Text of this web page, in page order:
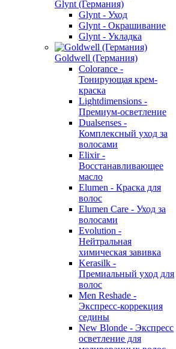
Glynt (Германия)
Glynt - Уход
Glynt - Окрашивание
Glynt - Укладка
Goldwell (Германия)
Colorance -
Тонирующая крем-
краска
Lightdimensions -
Премиум-осветление
Dualsenses -
Комплексный уход за
волосами
Elixir -
Восстанавливающее
масло
Elumen - Краска для
волос
Elumen Care - Уход за
волосами
Evolution -
Нейтральная
химическая завивка
Kerasilk -
Премиальный уход для
волос
Men Reshade -
Экспресс-коррекция
седины
New Blonde - Экспресс
осветление для